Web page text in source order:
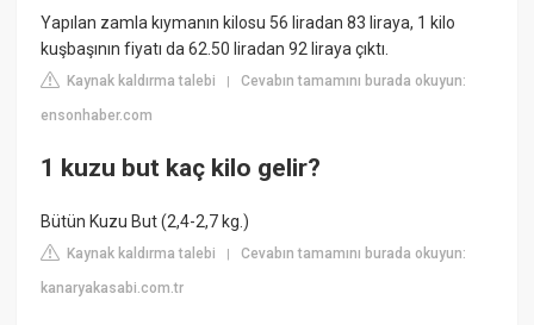
Yapılan zamla kıymanın kilosu 56 liradan 83 liraya, 1 kilo
kuşbaşının fiyatı da 62.50 liradan 92 liraya çıktı.
Kaynak kaldırma talebi |Cevabın tamamını burada okuyun:
ensonhaber.com
1 kuzu but kaç kilo gelir?
Bütün Kuzu But (2,4-2,7 kg.)
Kaynak kaldırma talebi |Cevabın tamamını burada okuyun:
kanaryakasabi.com.tr